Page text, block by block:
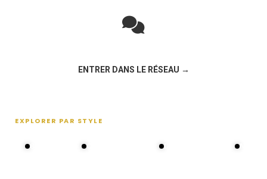
ENTRER DANS LE RÉSEAU →
EXPLORER PAR STYLE